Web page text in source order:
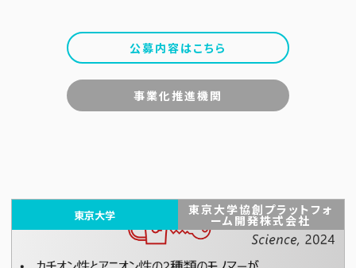
公募内容はこちら
事業化推進機関
東京大学 東京大学協創プラットフォ
ーム開発株式会社